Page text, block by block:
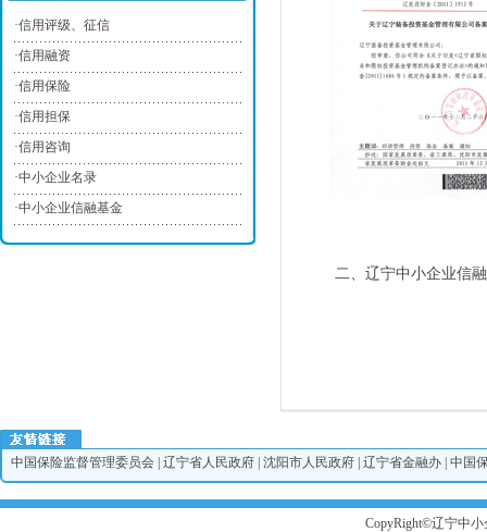
·信用评级、征信
·信用融资
·信用保险
·信用担保
·信用咨询
·中小企业名录
·中小企业信融基金
二、辽宁中小企业信融
中国保险监督管理委员会 辽宁省人民政府 沈阳市人民政府 辽宁省金融办 中国
CopyRight©辽宁中小